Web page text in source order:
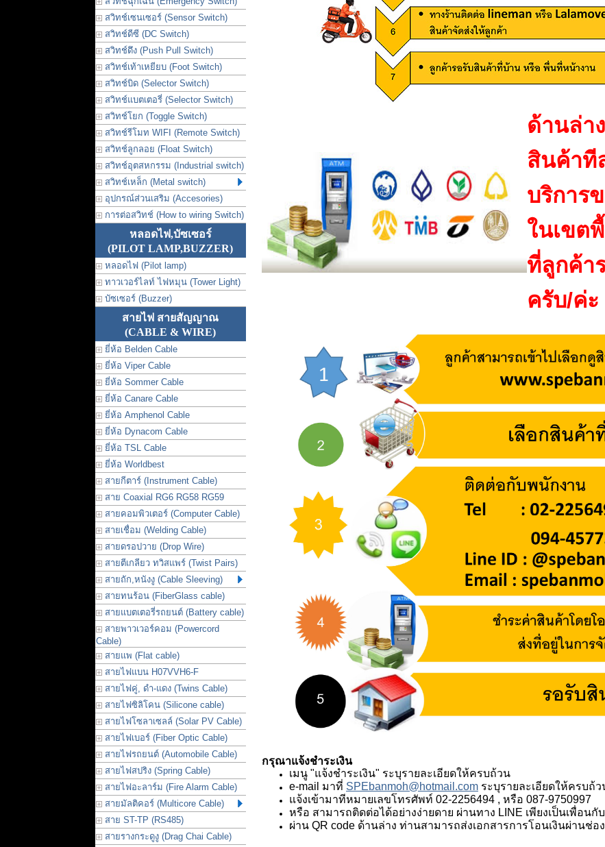
สวิทช์เซนเซอร์ (Sensor Switch)
สวิทช์ดีซี (DC Switch)
สวิทช์ดึง (Push Pull Switch)
สวิทช์เท้าเหยียบ (Foot Switch)
สวิทช์บิด (Selector Switch)
สวิทช์แบตเตอรี่ (Selector Switch)
สวิทช์โยก (Toggle Switch)
สวิทช์รีโมท WIFI (Remote Switch)
สวิทช์ลูกลอย (Float Switch)
สวิทช์อุตสหกรรม (Industrial switch)
สวิทช์เหล็ก (Metal switch)
อุปกรณ์ส่วนเสริม (Accesories)
การต่อสวิทช์ (How to wiring Switch)
หลอดไฟ,บัซเซอร์
(PILOT LAMP,BUZZER)
หลอดไฟ (Pilot lamp)
ทาวเวอร์ไลท์ ไฟหมุน (Tower Light)
บัซเซอร์ (Buzzer)
สายไฟ สายสัญญาณ
(CABLE & WIRE)
ยี่ห้อ Belden Cable
ยี่ห้อ Viper Cable
ยี่ห้อ Sommer Cable
ยี่ห้อ Canare Cable
ยี่ห้อ Amphenol Cable
ยี่ห้อ Dynacom Cable
ยี่ห้อ TSL Cable
ยี่ห้อ Worldbest
สายกีตาร์ (Instrument Cable)
สาย Coaxial RG6 RG58 RG59
สายคอมพิวเตอร์ (Computer Cable)
สายเชื่อม (Welding Cable)
สายดรอปวาย (Drop Wire)
สายตีเกลียว ทวิสแพร์ (Twist Pairs)
สายถัก,หนังงู (Cable Sleeving)
สายทนร้อน (FiberGlass cable)
สายแบตเตอรี่รถยนต์ (Battery cable)
สายพาวเวอร์คอม (Powercord
Cable)
สายแพ (Flat cable)
สายไฟแบน H07VVH6-F
สายไฟคู่, ดำ-แดง (Twins Cable)
สายไฟซิลิโคน (Silicone cable)
สายไฟโซลาเซลล์ (Solar PV Cable)
สายไฟเบอร์ (Fiber Optic Cable)
สายไฟรถยนต์ (Automobile Cable)
สายไฟสปริง (Spring Cable)
สายไฟอะลาร์ม (Fire Alarm Cable)
สายมัลติคอร์ (Multicore Cable)
สาย ST-TP (RS485)
สายรางกระดูงู (Drag Chai Cable)
ด้านล่า
สินค้าที
บริการ
ในเขต
ที่ลูกค้า
ครับ/ค่ะ
กรุณาแจ้งชำระเงิน
เมนู "แจ้งชำระเงิน" ระบุรายละเอียดให้ครบถ้วน
e-mail มาที่ SPEbanmoh@hotmail.com ระบุรายละเอียดให้ครบถ้ว
แจ้งเข้ามาทีหมายเลขโทรศัพท์ 02-2256494 , หรือ 087-9750997
หรือ สามารถติดต่อได้อย่างง่ายดาย ผ่านทาง LINE เพียงเป็นเพื่อนกั
ผ่าน QR code ด้านล่าง ท่านสามารถส่งเอกสารการโอนเงินผ่านช่อ